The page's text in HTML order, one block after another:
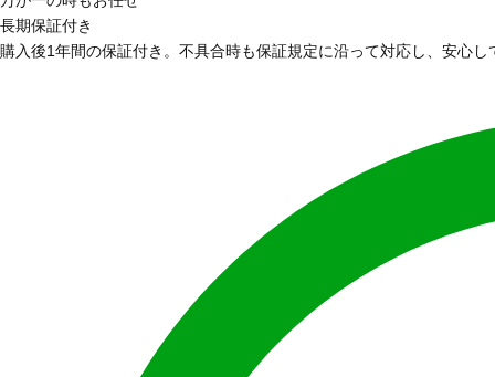
長期保証付き
購入後1年間の保証付き。不具合時も保証規定に沿って対応し、安心